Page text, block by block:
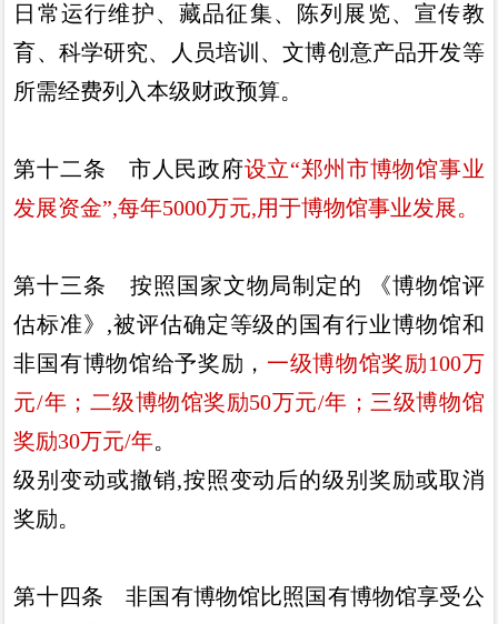
日常运行维护、 藏品征集、 陈列展览、宣传教
育、 科学研究、 人员培训 、文博创意产品开发等
所需经费列入本级财政预算。
第十二条 市人民政府设立“郑州市博物馆事业
发展资金”,每年5000万元,用于博物馆事业发展。
第十三条 按照国家文物局制定的 《博物馆评
估标准》,被评估确定等级的国有行业博物馆和
非国有博物馆给予奖励 ， 一级博物馆奖励100万
元/年 ； 二级博物馆奖励50万元/年 ； 三级博物馆
奖励30万元/年。
级别变动或撤销,按照变动后的级别奖励或取消
奖励。
第十四条非国有博物馆比照国有博物馆享受公